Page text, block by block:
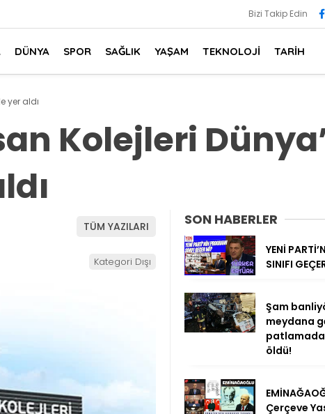
Bizi Takip Edin
DÜNYA SPOR SAĞLIK YAŞAM TEKNOLOJİ TARİH
yer aldı
Kolejleri
TÜM YAZILARI
Kategori Dışı
SON HABERLER
YENİ
SINIFI
Şam
meydana
patlamada
öldü!
Çerçeve